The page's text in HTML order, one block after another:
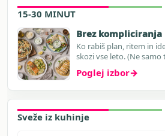
15-30 MINUT
Brez
Ko rabiš plan, ritem in
skozi vse leto. (Ne samo
Poglej izbor→
Sveže iz kuhinje